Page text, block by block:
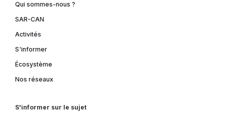
Qui sommes-nous ?
SAR-CAN
Activités
S'informer
Écosystème
Nos réseaux
S'informer sur le sujet